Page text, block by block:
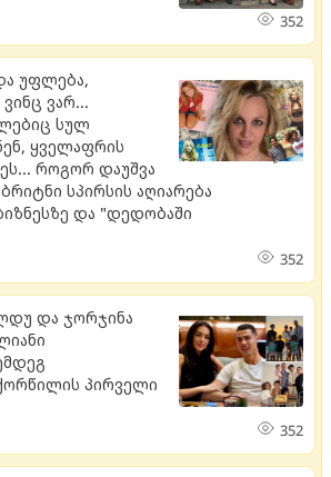
352
უფლება,
ვარ...
სულ
ყველაფრის
როგორ დაუშვა
სპირსის აღიარება
და "დედობაში
352
და ჯორჯინა
პირველი
352